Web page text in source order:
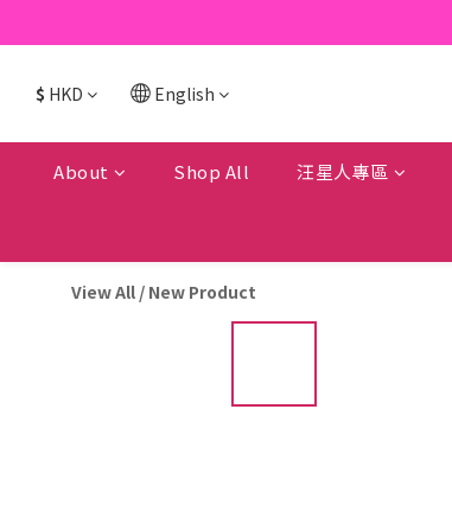
$ HKD English
About Shop All 汪星人專區
View All / New Product